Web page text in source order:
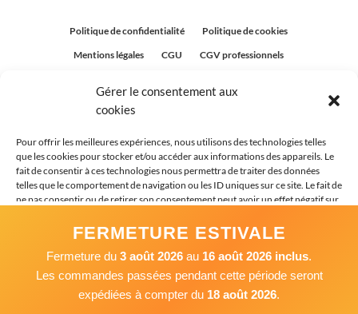
Gérer le consentement aux
cookies
Pour offrir les meilleures expériences, nous utilisons des technologies telles
que les cookies pour stocker et/ou accéder aux informations des appareils. Le
fait de consentir à ces technologies nous permettra de traiter des données
telles que le comportement de navigation ou les ID uniques sur ce site. Le fait de
ne pas consentir ou de retirer son consentement peut avoir un effet négatif sur
Accepter
Refuser
Politique de confidentialité
Politique de cookies
Mentions légales
CGU
CGV professionnels
FERMETURE ESTIVALE
Fermeture du 3 août 2026 au 16 août 2026 inclus.
Les commandes passées pendant cette période seront
expédiées à compter du 18 août 2026.